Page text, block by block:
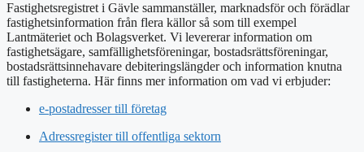
Fastighetsregistret i Gävle sammanställer, marknadsför och förädlar
fastighetsinformation från flera källor så som till exempel
Lantmäteriet och Bolagsverket. Vi levererar information om
fastighetsägare, samfällighetsföreningar, bostadsrättsföreningar,
bostadsrättsinnehavare debiteringslängder och information knutna
till fastigheterna. Här finns mer information om vad vi erbjuder:
e-postadresser till företag
Adressregister till offentliga sektorn